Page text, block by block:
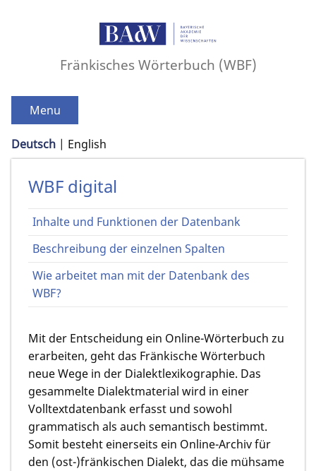
Fränkisches Wörterbuch (WBF)
Menu
Deutsch English
WBF digital
Inhalte und Funktionen der Datenbank
Beschreibung der einzelnen Spalten
Wie arbeitet man mit der Datenbank des
WBF?
Mit der Entscheidung ein Online-Wörterbuch zu
erarbeiten, geht das Fränkische Wörterbuch
neue Wege in der Dialektlexikographie. Das
gesammelte Dialektmaterial wird in einer
Volltextdatenbank erfasst und sowohl
grammatisch als auch semantisch bestimmt.
Somit besteht einerseits ein Online-Archiv für
den (ost-)fränkischen Dialekt, das die mühsame